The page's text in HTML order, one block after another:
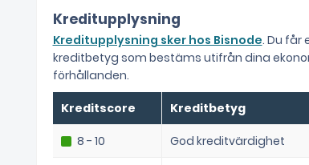
Kreditupplysning
Kreditupplysning sker hos Bisnode. Du får
kreditbetyg som bestäms utifrån dina
förhållanden.
Kreditscore Kreditbetyg
8 - 10 God kreditvärdighet